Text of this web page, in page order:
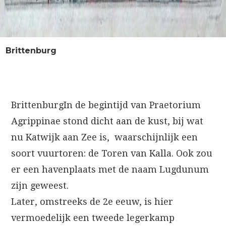
Brittenburg
BrittenburgIn de begintijd van Praetorium
Agrippinae stond dicht aan de kust, bij wat
nu Katwijk aan Zee is, waarschijnlijk een
soort vuurtoren: de Toren van Kalla. Ook zou
er een havenplaats met de naam Lugdunum
zijn geweest.
Later, omstreeks de 2e eeuw, is hier
vermoedelijk een tweede legerkamp